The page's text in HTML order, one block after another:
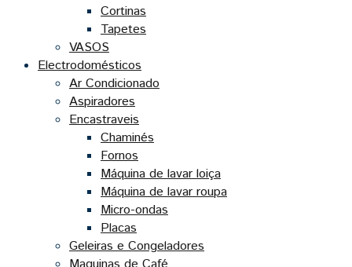
Cortinas
Tapetes
VASOS
Electrodomésticos
Ar Condicionado
Aspiradores
Encastraveis
Chaminés
Fornos
Máquina de lavar loiça
Máquina de lavar roupa
Micro-ondas
Placas
Geleiras e Congeladores